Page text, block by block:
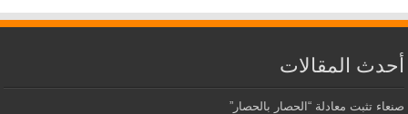
أحدث المقالات
صنعاء تثبت معادلة “الحصار بالحصار”